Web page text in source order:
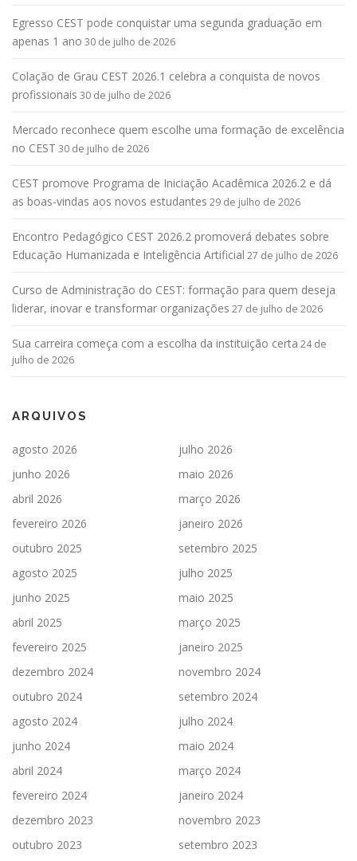
Egresso CEST pode conquistar uma segunda graduação em
apenas 1 ano 30 de julho de 2026
Colação de Grau CEST 2026.1 celebra a conquista de novos
profissionais 30 de julho de 2026
Mercado reconhece quem escolhe uma formação de excelência
no CEST 30 de julho de 2026
CEST promove Programa de Iniciação Acadêmica 2026.2 e dá
as boas-vindas aos novos estudantes 29 de julho de 2026
Encontro Pedagógico CEST 2026.2 promoverá debates sobre
Educação Humanizada e Inteligência Artificial 27 de julho de 2026
Curso de Administração do CEST: formação para quem deseja
liderar, inovar e transformar organizações 27 de julho de 2026
Sua carreira começa com a escolha da instituição certa 24 de
julho de 2026
ARQUIVOS
agosto 2026
julho 2026
junho 2026
maio 2026
abril 2026
março 2026
fevereiro 2026
janeiro 2026
outubro 2025
setembro 2025
agosto 2025
julho 2025
junho 2025
maio 2025
abril 2025
março 2025
fevereiro 2025
janeiro 2025
dezembro 2024
novembro 2024
outubro 2024
setembro 2024
agosto 2024
julho 2024
junho 2024
maio 2024
abril 2024
março 2024
fevereiro 2024
janeiro 2024
dezembro 2023
novembro 2023
outubro 2023
setembro 2023